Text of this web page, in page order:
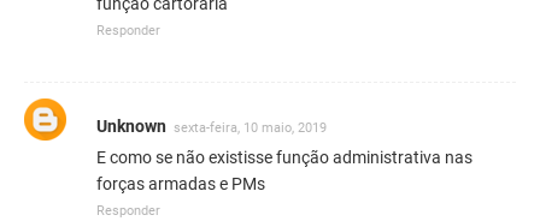
Responder
Unknown sexta-feira, 10 maio, 2019
E como se não existisse função administrativa nas
forças armadas e PMs
Responder